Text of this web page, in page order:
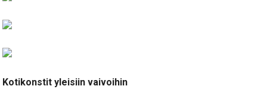
Kotikonstit yleisiin vaivoihin